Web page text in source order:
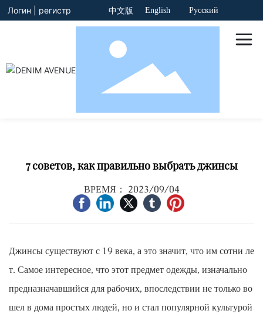
Логин регистр 中文版 English Русский
7 советов, как правильно выбрать джинсы
ВРЕМЯ： 2023/09/04
Джинсы существуют с 19 века, а это значит, что им сотни ле
т. Самое интересное, что этот предмет одежды, изначально
предназначавшийся для рабочих, впоследствии не только во
шел в дома простых людей, но и стал популярной культурой